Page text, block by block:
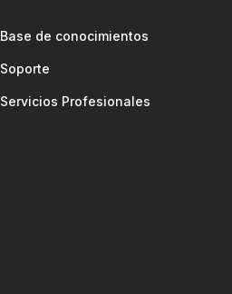
Base de conocimientos
Soporte
Servicios Profesionales